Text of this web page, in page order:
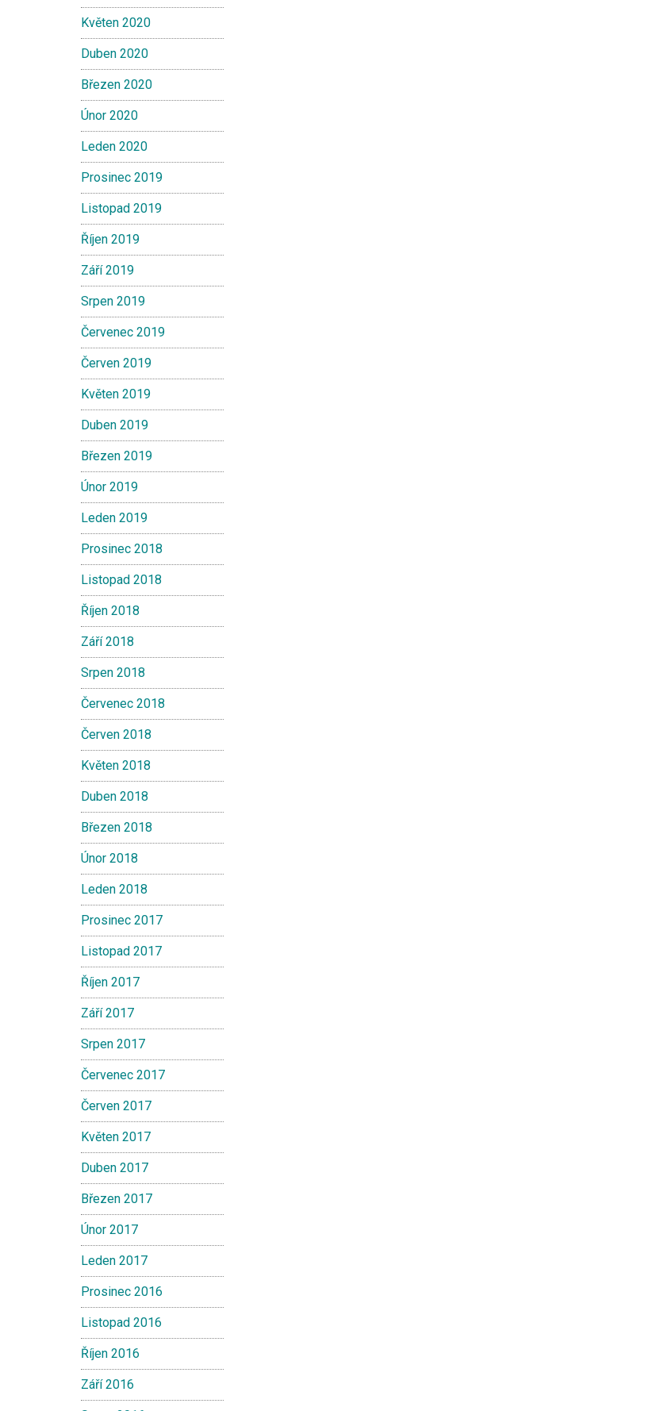
Květen 2020
Duben 2020
Březen 2020
Únor 2020
Leden 2020
Prosinec 2019
Listopad 2019
Říjen 2019
Září 2019
Srpen 2019
Červenec 2019
Červen 2019
Květen 2019
Duben 2019
Březen 2019
Únor 2019
Leden 2019
Prosinec 2018
Listopad 2018
Říjen 2018
Září 2018
Srpen 2018
Červenec 2018
Červen 2018
Květen 2018
Duben 2018
Březen 2018
Únor 2018
Leden 2018
Prosinec 2017
Listopad 2017
Říjen 2017
Září 2017
Srpen 2017
Červenec 2017
Červen 2017
Květen 2017
Duben 2017
Březen 2017
Únor 2017
Leden 2017
Prosinec 2016
Listopad 2016
Říjen 2016
Září 2016